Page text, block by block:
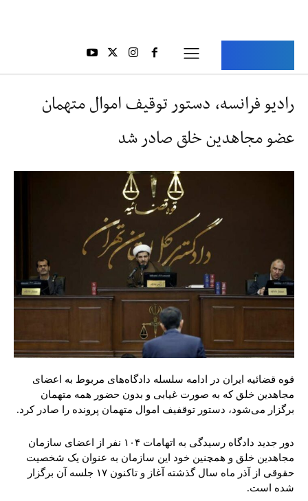
رادیو فرانسه، دستور توقیف اموال متهمان
عضو مجاهدین خلق صادر شد
قوه قضائیه ایران در ادامه سلسله دادگاه‌های مربوط به اعضای
مجاهدین خلق که به صورت غیابی و بدون حضور همه متهمان
برگزار می‌شود، دستور توقفیف اموال متهمان پرونده را صادر کرد.
دور جدید دادگاه رسیدگی به اتهامات ۱۰۴ نفر از اعضای سازمان
مجاهدین خلق و همچنین خود این سازمان به عنوان یک شخصیت
حقوقی از آذر ماه سال گذشته آغاز و تاکنون ۱۷ جلسه آن برگزار
شده است.